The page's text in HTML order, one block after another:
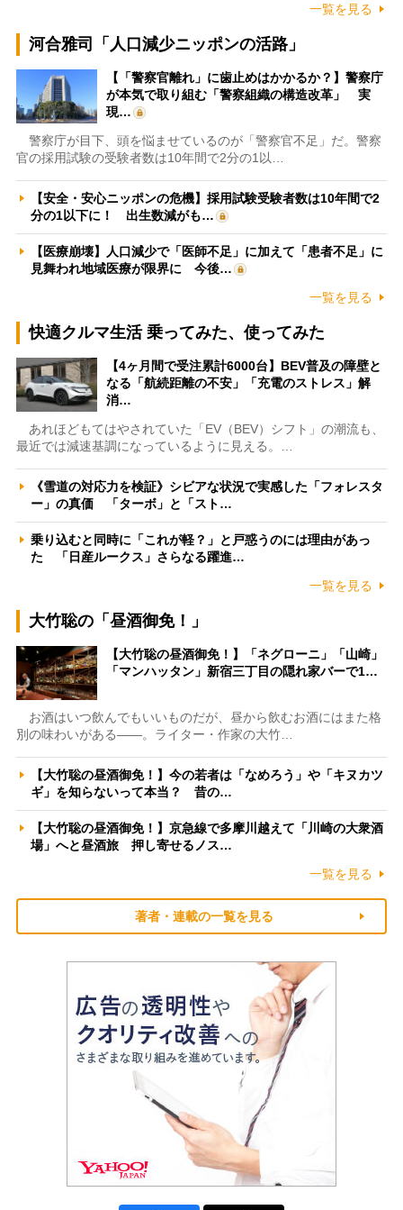
一覧を見る
河合雅司「人口減少ニッポンの活路」
【「警察官離れ」に歯止めはかかるか？】警察庁
が本気で取り組む「警察組織の構造改革」 実
現…
警察庁が目下、頭を悩ませているのが「警察官不足」だ。警察
官の採用試験の受験者数は10年間で2分の1以…
【安全・安心ニッポンの危機】採用試験受験者数は10年間で2
分の1以下に！ 出生数減がも…
【医療崩壊】人口減少で「医師不足」に加えて「患者不足」に
見舞われ地域医療が限界に 今後…
一覧を見る
快適クルマ生活 乗ってみた、使ってみた
【4ヶ月間で受注累計6000台】BEV普及の障壁と
なる「航続距離の不安」「充電のストレス」解
消…
あれほどもてはやされていた「EV（BEV）シフト」の潮流も、
最近では減速基調になっているように見える。…
《雪道の対応力を検証》シビアな状況で実感した「フォレスタ
ー」の真価 「ターボ」と「スト…
乗り込むと同時に「これが軽？」と戸惑うのには理由があっ
た 「日産ルークス」さらなる躍進…
一覧を見る
大竹聡の「昼酒御免！」
【大竹聡の昼酒御免！】「ネグローニ」「山崎」
「マンハッタン」新宿三丁目の隠れ家バーで1…
お酒はいつ飲んでもいいものだが、昼から飲むお酒にはまた格
別の味わいがある――。ライター・作家の大竹…
【大竹聡の昼酒御免！】今の若者は「なめろう」や「キヌカツ
ギ」を知らないって本当？ 昔の…
【大竹聡の昼酒御免！】京急線で多摩川越えて「川崎の大衆酒
場」へと昼酒旅 押し寄せるノス…
一覧を見る
著者・連載の一覧を見る